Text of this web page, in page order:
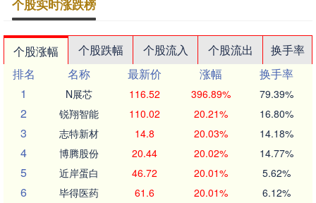
个股实时涨跌榜
个股涨幅 个股跌幅 个股流入 个股流出
换手率
排名
名称 最新价 涨幅
换手率
1
N展芯 116.52 396.89% 79.39%
2 锐翔智能 110.02 20.21% 16.80%
3 志特新材 14.8 20.03% 14.18%
4 博腾股份 20.44 20.02% 14.77%
5 近岸蛋白 46.72 20.01% 5.62%
6 毕得医药 61.6 20.01% 6.12%